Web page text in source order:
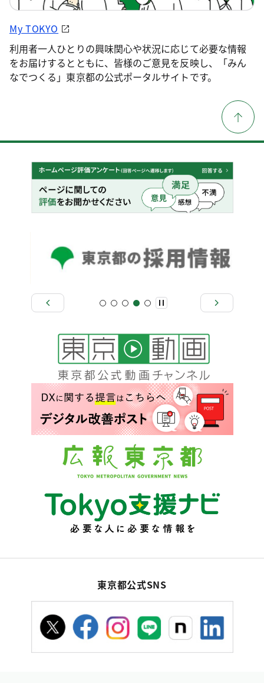
My TOKYO
利用者一人ひとりの興味関心や状況に応じて必要な情報
をお届けするとともに、皆様のご意見を反映し、「みん
なでつくる」東京都の公式ポータルサイトです。
東京都公式SNS